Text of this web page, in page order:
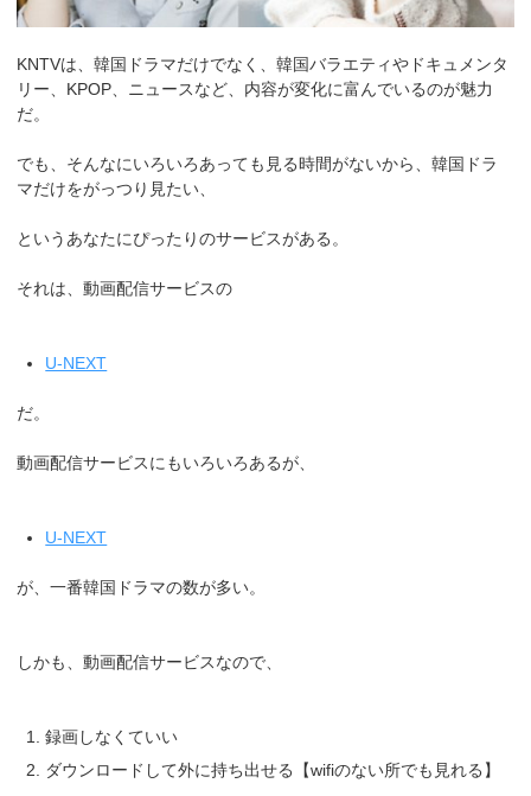
KNTVは、韓国ドラマだけでなく、韓国バラエティやドキュメンタ
リー、KPOP、ニュースなど、内容が変化に富んでいるのが魅力
だ。
でも、そんなにいろいろあっても見る時間がないから、韓国ドラ
マだけをがっつり見たい、
というあなたにぴったりのサービスがある。
それは、動画配信サービスの
U-NEXT
だ。
動画配信サービスにもいろいろあるが、
U-NEXT
が、一番韓国ドラマの数が多い。
しかも、動画配信サービスなので、
録画しなくていい
ダウンロードして外に持ち出せる【wifiのない所でも見れる】